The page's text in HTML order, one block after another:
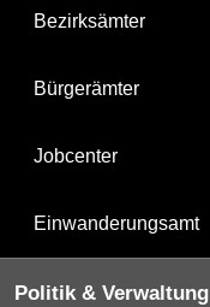
Bezirksämter
Bürgerämter
Jobcenter
Einwanderungsamt
Politik & Verwaltung